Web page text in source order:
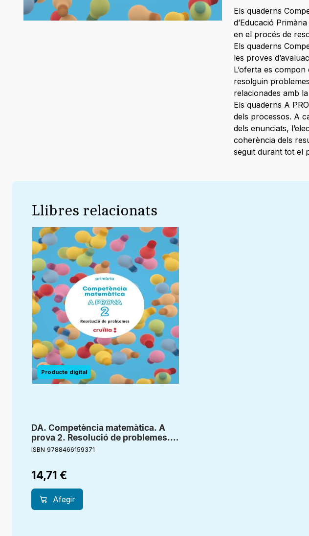
Els quaderns
d’Educació
en el procés de
Els quaderns
les proves
L’oferta es
resolguin
relacionades amb
Els quaderns A
dels processos. A
dels enunciats,
coherència dels
seguit durant tot el
Llibres relacionats
DA. Competència matemàtica. A
prova 2. Resolució de problemes. 2
Primaria
ISBN 9788466159371
14,71 €
Afegir